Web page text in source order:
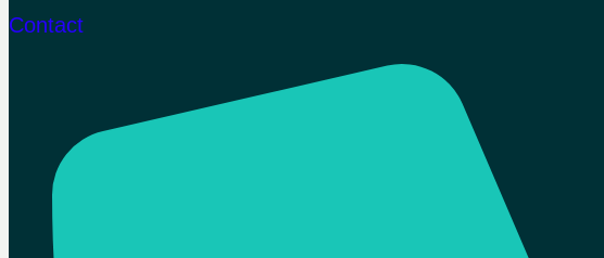
Contact